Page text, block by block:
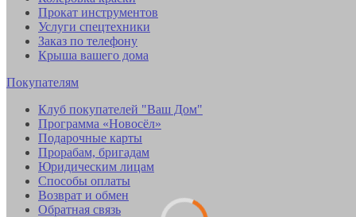
Прокат инструментов
Услуги спецтехники
Заказ по телефону
Крыша вашего дома
Покупателям
Клуб покупателей "Ваш Дом"
Программа «Новосёл»
Подарочные карты
Прорабам, бригадам
Юридическим лицам
Способы оплаты
Возврат и обмен
Обратная связь